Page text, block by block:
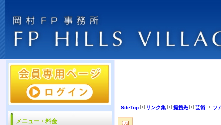
メニュー・料金
SiteTop リンク集 提携先 芸術 ソ